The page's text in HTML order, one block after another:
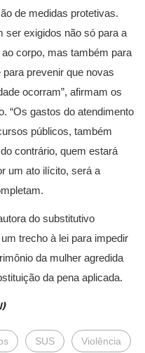
de medidas protetivas.
ser exigidos não só para a
corpo, mas também para
prevenir que novas
ocorram”, afirmam os
“Os gastos do atendimento
públicos, também
contrário, quem estará
um ato ilícito, será a
do substitutivo
trecho à lei para impedir
da mulher agredida
da pena aplicada.
SUS Violência